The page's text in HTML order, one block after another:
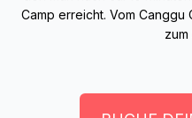
Camp erreicht. Vom Canggu
zum